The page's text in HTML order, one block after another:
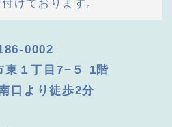
けております。
0002
東１丁目7−５ 1階
口より徒歩2分